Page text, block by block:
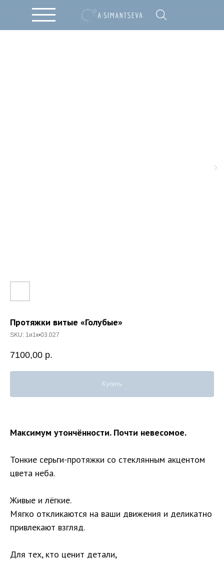
Протяжки витые «Голубые»
SKU: 1и1к•03.027
7100,00 р.
Купить
Максимум утончённости. Почти невесомое.
Тонкие серьги-протяжки со стеклянным акцентом
цвета неба.
Живые и лёгкие.
Мягко откликаются на ваши движения и деликатно
привлекают взгляд.
Для тех, кто ценит детали,